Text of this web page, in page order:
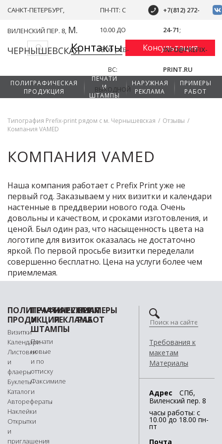
САНКТ-ПЕТЕРБУРГ,
ВИЛЕНСКИЙ ПЕР. 8, М.
ЧЕРНЫШЕВСКАЯ
ПН-ПТ: С
10.00 ДО
18.00 | СБ-
ВС:
ВЫХОДНОЙ
+7(812) 272-
24-71;
INFO@PREFIX-
PRINT.RU
Контакты Консультация
ПОЛИГРАФИЧЕСКАЯ
ПРОДУКЦИЯ
ПЕЧАТИ
И
ШТАМПЫ
НАРУЖНАЯ
РЕКЛАМА
ПРИМЕРЫ
РАБОТ
Типография Prefix-print рядом с м. Чернышевская / Отзывы /
Компания VAMED
КОМПАНИЯ VAMED
Наша компания работает с Prefix Print уже не
первый год. Заказываем у них визитки и календари
настенные в преддверии нового года. Очень
довольны и качеством, и сроками изготовления, и
ценой. Был один раз, что насыщенность цвета на
логотипе для визиток оказалась не достаточно
яркой. По первой просьбе визитки переделали
совершенно бесплатно. Цена на услуги более чем
приемлемая.
ПОЛИГРАФИЧЕСКАЯ
ПРОДУКЦИЯ
Визитки
Календари
Листовки
и
флаеры
Буклеты
Каталоги
Авторефераты
Наклейки
Открытки
и
приглашения
ПЕЧАТИ
И
ШТАМПЫ
Печати
новые
и по
оттиску
Факсимиле
НАРУЖНАЯ
РЕКЛАМА
ПРИМЕРЫ
РАБОТ
Требования к
макетам
Материалы
Адрес
СПб,
Виленский пер. 8
часы работы: с
10.00 до 18.00 пн-
пт
Пoчта